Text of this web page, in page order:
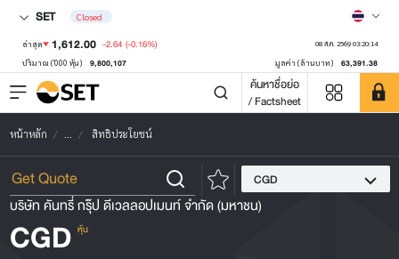
SET Closed
ล่าสุด 1,612.00 -2.64 (-0.16%) 08 ส.ค. 2569 03:20:14
ปริมาณ ('000 หุ้น) 9,800,107 มูลค่า (ล้านบาท) 63,391.38
ค้นหาชื่อย่อ
/ Factsheet
หน้าหลัก ... สิทธิประโยชน์
CGD
บริษัท คันทรี่ กรุ๊ป ดีเวลลอปเมนท์ จำกัด (มหาชน)
CGD หุ้น